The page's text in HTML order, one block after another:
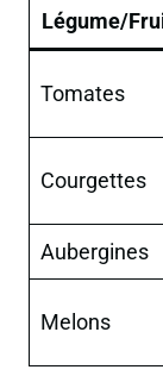
Légume/
Tomates
Courgettes
Aubergines
Melons